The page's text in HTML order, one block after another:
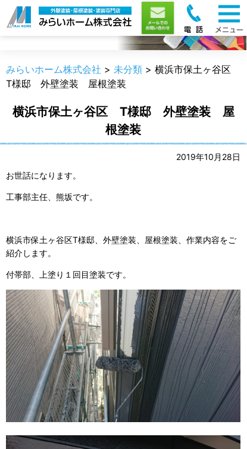
職人のうんちく
みらいホーム株式会社 > 未分類 > 横浜市保土ヶ谷区
T様邸 外壁塗装 屋根塗装
横浜市保土ヶ谷区 T様邸 外壁塗装 屋
根塗装
2019年10月28日
お世話になります。
工事部主任、熊坂です。
横浜市保土ヶ谷区T様邸、外壁塗装、屋根塗装、作業内容をご
紹介します。
付帯部、上塗り１回目塗装です。